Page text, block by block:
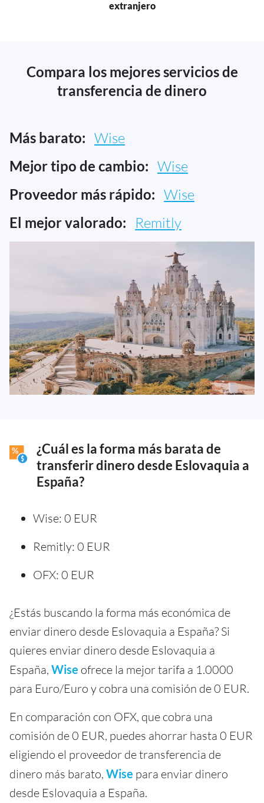
extranjero
Compara los mejores servicios de
transferencia de dinero
Más barato: Wise
Mejor tipo de cambio: Wise
Proveedor más rápido: Wise
El mejor valorado: Remitly
¿Cuál es la forma más barata de
transferir dinero desde Eslovaquia a
España?
Wise: 0 EUR
Remitly: 0 EUR
OFX: 0 EUR
¿Estás buscando la forma más económica de
enviar dinero desde Eslovaquia a España? Si
quieres enviar dinero desde Eslovaquia a
España, Wise ofrece la mejor tarifa a 1.0000
para Euro/Euro y cobra una comisión de 0 EUR.
En comparación con OFX, que cobra una
comisión de 0 EUR, puedes ahorrar hasta 0 EUR
eligiendo el proveedor de transferencia de
dinero más barato, Wise para enviar dinero
desde Eslovaquia a España.